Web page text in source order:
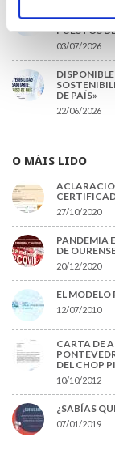
PUESTOS
03/07/2026
DE PAÍS»
22/06/2026
O MÁIS LIDO
27/10/2020
PANDEMIA
DE
20/12/2020
EL MODELO
12/07/2010
CARTA DE
DEL CHOP
10/10/2012
¿SABÍAS
07/01/2019